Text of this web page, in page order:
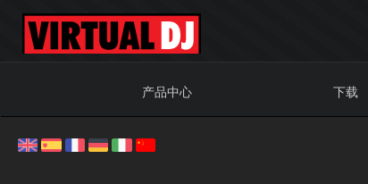
产品中心 下载